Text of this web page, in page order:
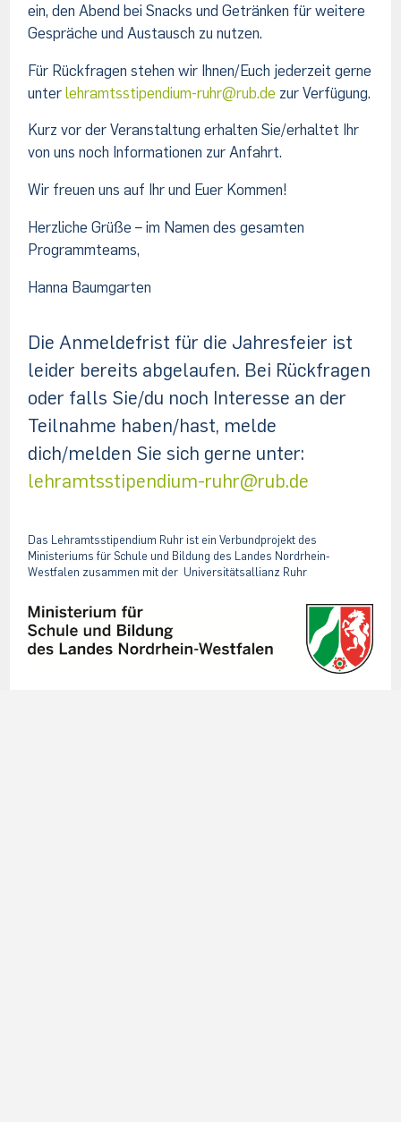
ein, den Abend bei Snacks und Getränken für weitere
Gespräche und Austausch zu nutzen.
Für Rückfragen stehen wir Ihnen/Euch jederzeit gerne
unterlehramtsstipendium-ruhr@rub.de zur Verfügung.
Kurz vor der Veranstaltung erhalten Sie/erhaltet Ihr
von uns noch Informationen zur Anfahrt.
Wir freuen uns auf Ihr und Euer Kommen!
Herzliche Grüße – im Namen des gesamten
Programmteams,
Hanna Baumgarten
Die Anmeldefrist für die Jahresfeier ist
leider bereits abgelaufen. Bei Rückfragen
oder falls Sie/du noch Interesse an der
Teilnahme haben/hast, melde
dich/melden Sie sich gerne unter:
lehramtsstipendium-ruhr@rub.de
Das Lehramtsstipendium Ruhr ist ein Verbundprojekt des
Ministeriums fürSchule und Bildung des Landes Nordrhein-
Westfalen zusammen mit der Universitätsallianz Ruhr